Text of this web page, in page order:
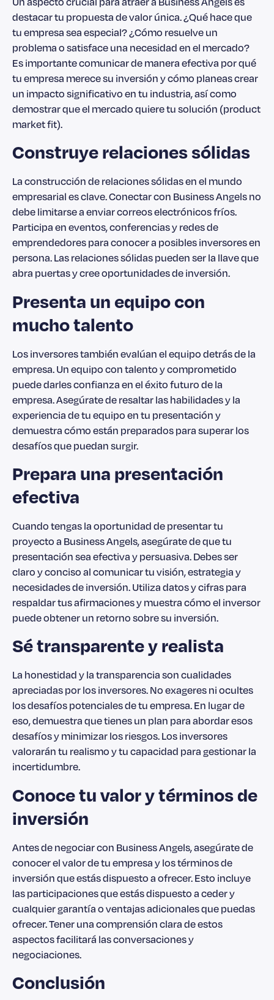
destacar tu propuesta de valor única. ¿Qué hace que
tu empresa sea especial? ¿Cómo resuelve un
problema o satisface una necesidad en el mercado?
Es importante comunicar de manera efectiva por qué
tu empresa merece su inversión y cómo planeas crear
un impacto significativo en tu industria, así como
demostrar que el mercado quiere tu solución (product
market fit).
Construye relaciones sólidas
La construcción de relaciones sólidas en el mundo
empresarial es clave. Conectar con Business Angels no
debe limitarse a enviar correos electrónicos fríos.
Participa en eventos, conferencias y redes de
emprendedores para conocer a posibles inversores en
persona. Las relaciones sólidas pueden ser la llave que
abra puertas y cree oportunidades de inversión.
Presenta un equipo con
mucho talento
Los inversores también evalúan el equipo detrás de la
empresa. Un equipo con talento y comprometido
puede darles confianza en el éxito futuro de la
empresa. Asegúrate de resaltar las habilidades y la
experiencia de tu equipo en tu presentación y
demuestra cómo están preparados para superar los
desafíos que puedan surgir.
Prepara una presentación
efectiva
Cuando tengas la oportunidad de presentar tu
proyecto a Business Angels, asegúrate de que tu
presentación sea efectiva y persuasiva. Debes ser
claro y conciso al comunicar tu visión, estrategia y
necesidades de inversión. Utiliza datos y cifras para
respaldar tus afirmaciones y muestra cómo el inversor
puede obtener un retorno sobre su inversión.
Sé transparente y realista
La honestidad y la transparencia son cualidades
apreciadas por los inversores. No exageres ni ocultes
los desafíos potenciales de tu empresa. En lugar de
eso, demuestra que tienes un plan para abordar esos
desafíos y minimizar los riesgos. Los inversores
valorarán tu realismo y tu capacidad para gestionar la
incertidumbre.
Conoce tu valor y términos de
inversión
Antes de negociar con Business Angels, asegúrate de
conocer el valor de tu empresa y los términos de
inversión que estás dispuesto a ofrecer. Esto incluye
las participaciones que estás dispuesto a ceder y
cualquier garantía o ventajas adicionales que puedas
ofrecer. Tener una comprensión clara de estos
aspectos facilitará las conversaciones y
negociaciones.
Conclusión